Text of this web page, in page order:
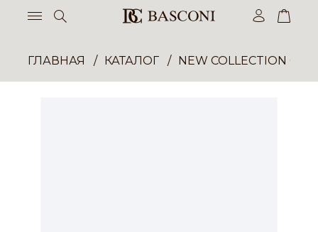
ГЛАВНАЯ КАТАЛОГ NEW COLLECTION